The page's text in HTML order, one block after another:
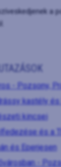
a
- Pozsony,
kastély és
kincsei
és a
és Eperjesen
-